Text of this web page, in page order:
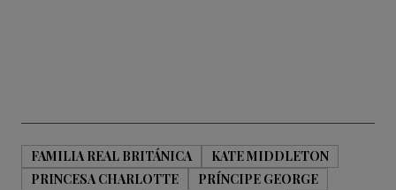
FAMILIA REAL BRITÁNICA
KATE MIDDLETON
PRINCESA CHARLOTTE
PRÍNCIPE GEORGE